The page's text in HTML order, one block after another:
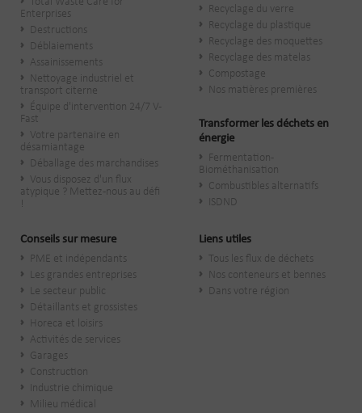
Enterprises
Destructions
Déblaiements
Assainissements
Nettoyage industriel et
transport citerne
Équipe d'intervention 24/7 V-
Fast
Votre partenaire en
désamiantage
Déballage des marchandises
Vous disposez d'un flux
atypique ? Mettez-nous au défi
!
Recyclage du verre
Recyclage du plastique
Recyclage des moquettes
Recyclage des matelas
Compostage
Nos matières premières
Transformer les déchets en
énergie
Fermentation -
Biométhanisation
Combustibles alternatifs
ISDND
Conseils sur mesure
PME et indépendants
Les grandes entreprises
Le secteur public
​Détaillants et grossistes
Horeca et loisirs
Activités de services
Garages
Construction
Industrie chimique
Milieu médical
Liens utiles
Tous les flux de déchets
Nos conteneurs et bennes
Dans votre région